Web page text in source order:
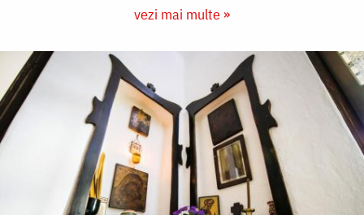
vezi mai multe »